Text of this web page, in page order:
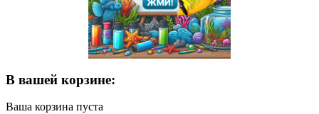
В вашей корзине:
Ваша корзина пуста